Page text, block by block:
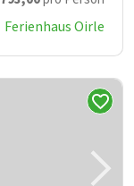
Ferienhaus Oirle